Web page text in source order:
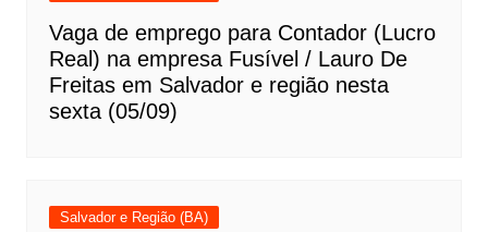
Vaga de emprego para Contador (Lucro
Real) na empresa Fusível / Lauro De
Freitas em Salvador e região nesta
sexta (05/09)
Salvador e Região (BA)